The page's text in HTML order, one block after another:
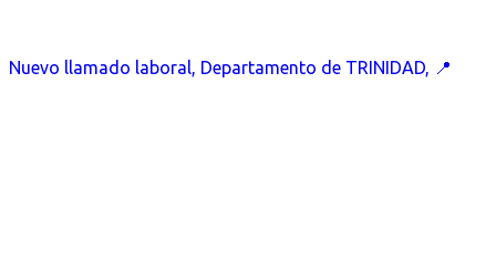
Nuevo llamado laboral, Departamento de TRINIDAD, 📍